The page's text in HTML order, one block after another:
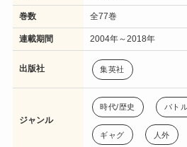
巻数 全77巻
連載期間 2004年～2018年
出版社 集英社
ジャンル
時代/歴史 バト
ギャグ 人外